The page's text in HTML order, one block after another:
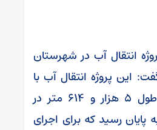
انتقال آب در شهرستان
این پروژه انتقال آب با
لوله پلی‌اتیلن به طول ۵ هزار و ۶۱۴ متر در
رسید که برای اجرای